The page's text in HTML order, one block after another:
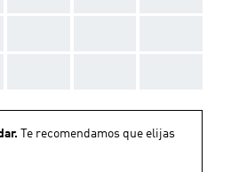
Te recomendamos que elijas